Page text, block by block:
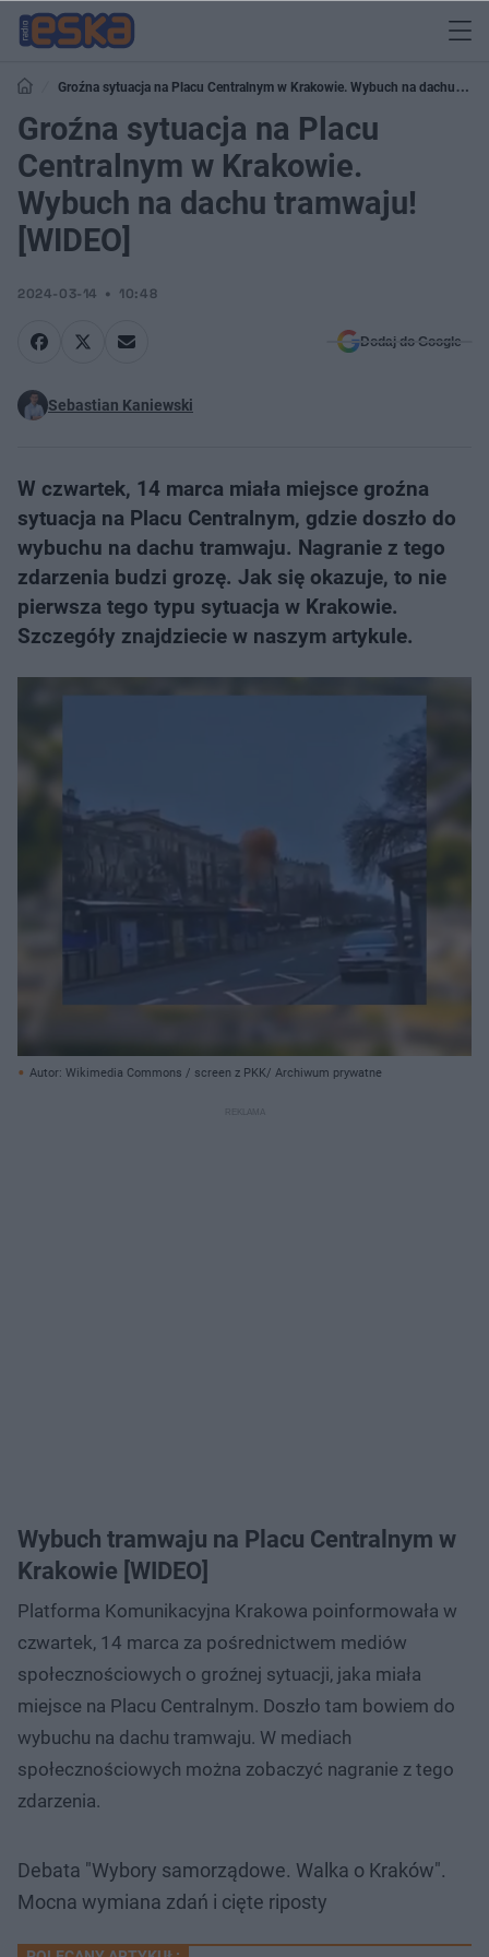
Groźna sytuacja na Placu Centralnym w Krakowie. Wybuch na dachu
tramwaju! [WIDEO]
Groźna sytuacja na Placu
Centralnym w Krakowie.
Wybuch na dachu tramwaju!
[WIDEO]
2024-03-14 10:48
Dodaj do Google
Sebastian Kaniewski
W czwartek, 14 marca miała miejsce groźna
sytuacja na Placu Centralnym, gdzie doszło do
wybuchu na dachu tramwaju. Nagranie z tego
zdarzenia budzi grozę. Jak się okazuje, to nie
pierwsza tego typu sytuacja w Krakowie.
Szczegóły znajdziecie w naszym artykule.
Autor: Wikimedia Commons / screen z PKK/ Archiwum prywatne
Wybuch tramwaju na Placu Centralnym w
Krakowie [WIDEO]
Platforma Komunikacyjna Krakowa poinformowała w
czwartek, 14 marca za pośrednictwem mediów
społecznościowych o groźnej sytuacji, jaka miała
miejsce na Placu Centralnym. Doszło tam bowiem do
wybuchu na dachu tramwaju. W mediach
społecznościowych można zobaczyć nagranie z tego
zdarzenia.
Debata "Wybory samorządowe. Walka o Kraków".
Mocna wymiana zdań i cięte riposty